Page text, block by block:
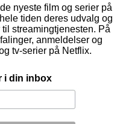
nyeste film og serier på
tiden deres udvalg og
streamingtjenesten. På
anmeldelser og
tv-serier på Netflix.
i din inbox